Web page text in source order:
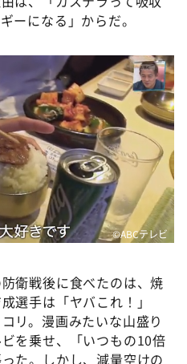
ーになる」からだ。
©ABCテレビ
衛戦後に食べたのは、焼
選手は「ヤバこれ！」
リ。漫画みたいな山盛り
を乗せ、「いつもの10倍
た。しかし、減量空けの